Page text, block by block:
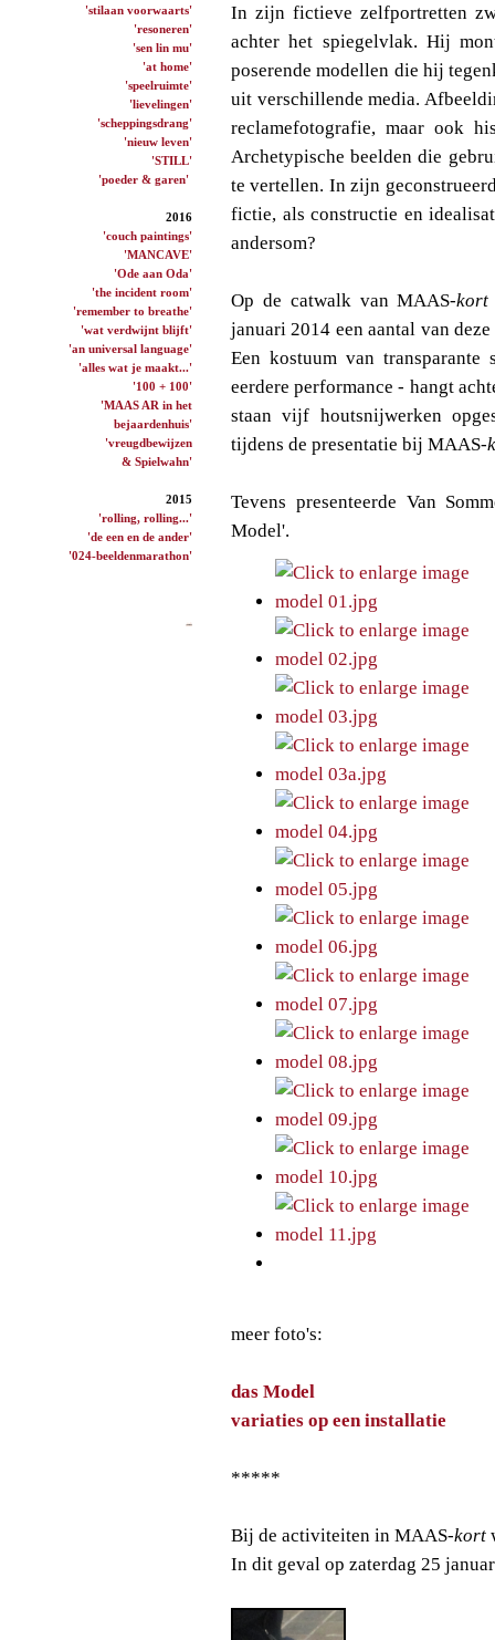
'stilaan voorwaarts'
'resoneren'
'sen lin mu'
'at home'
'speelruimte'
'lievelingen'
'scheppingsdrang'
'nieuw leven'
'STILL'
'poeder & garen'
2016
'couch paintings'
'MANCAVE'
'Ode aan Oda'
'the incident room'
'remember to breathe'
'wat verdwijnt blijft'
'an universal language'
'alles wat je maakt...'
'100 + 100'
'MAAS AR in het
bejaardenhuis'
'vreugdbewijzen
& Spielwahn'
2015
'rolling, rolling...'
'de een en de ander'
'024-beeldenmarathon'
In zijn fictieve zelfportretten
achter het spiegelvlak. Hij
poserende modellen die hij
uit verschillende media.
reclamefotografie, maar ook
Archetypische beelden die
te vertellen. In zijn
fictie, als constructie en
andersom?
Op de catwalk van MAAS-kort
januari 2014 een aantal van deze
Een kostuum van
eerdere performance - hangt
staan vijf houtsnijwerken
tijdens de presentatie bij MAAS-
Tevens presenteerde Van
Model'.
meer foto's:
das Model
variaties op een installatie
*****
Bij de activiteiten in MAAS-kort
In dit geval op zaterdag 25